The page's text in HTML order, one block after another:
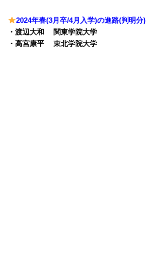
2024年春(3月卒/4月入学)の進路(判明分)
・渡辺大和 関東学院大学
・高宮康平 東北学院大学